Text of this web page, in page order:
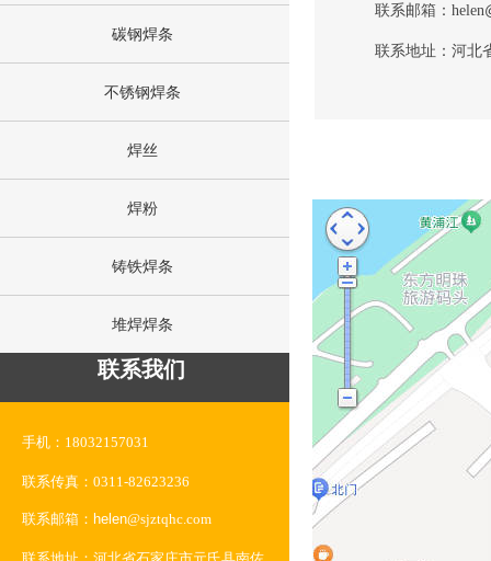
碳钢焊条
不锈钢焊条
焊丝
焊粉
铸铁焊条
堆焊焊条
联系邮箱：helen
联系地址： 河北
联系我们
手机： 18032157031
联系传真： 0311-82623236
联系邮箱：helen@sjztqhc.com